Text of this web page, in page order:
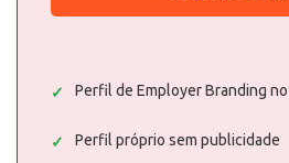
Perfil de Employer Branding
Perfil próprio sem publicidade